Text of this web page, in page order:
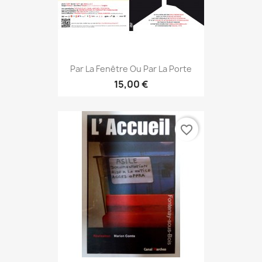
Par La Fenêtre Ou Par La Porte
15,00 €
favorite_border